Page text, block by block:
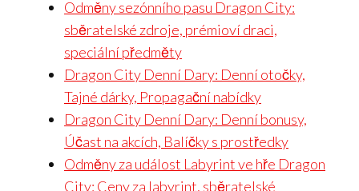
Odměny sezónního pasu Dragon City:
sběratelské zdroje, prémioví draci,
speciální předměty
Dragon City Denní Dary: Denní otočky,
Tajné dárky, Propagační nabídky
Dragon City Denní Dary: Denní bonusy,
Účast na akcích, Balíčky s prostředky
Odměny za událost Labyrint ve hře Dragon
City: Ceny za labyrint, sběratelské